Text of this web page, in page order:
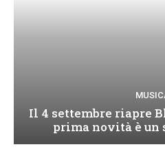
Il 4 settembre riapre
prima novità è un